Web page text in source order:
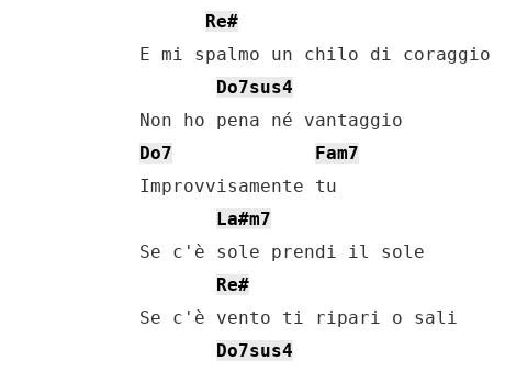
Re#
    E mi spalmo un chilo di coraggio
Do7sus4
    Non ho pena né vantaggio
Do7
Fam7
    Improvvisamente tu
La#m7
    Se c'è sole prendi il sole
Re#
    Se c'è vento ti ripari o sali
Do7sus4